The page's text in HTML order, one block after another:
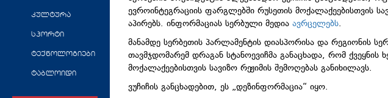
კულტურა
სპორტი
ტექნოლოგიები
ტაბლოიდი
ევროინტეგრაციის ფარგლებში რუსეთის მოქალაქეებისთვის
აპირებს. ინფორმაციას სერბული მედია ავრცელებს.
მანამდე სერბეთის პარლამენტის დიასპორისა და რეგიონის
თავმჯდომარემ დრაგან სტანოევიჩმა განაცხადა, რომ
მოქალაქეებისთვის სავიზო რეჟიმის შემოღებას განიხილავს.
ვუჩიჩის განცხადებით, ეს „დეზინფორმაცია“ იყო.